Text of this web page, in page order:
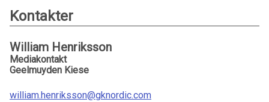
Kontakter
William Henriksson
Mediakontakt
Geelmuyden Kiese
william.henriksson@gknordic.com